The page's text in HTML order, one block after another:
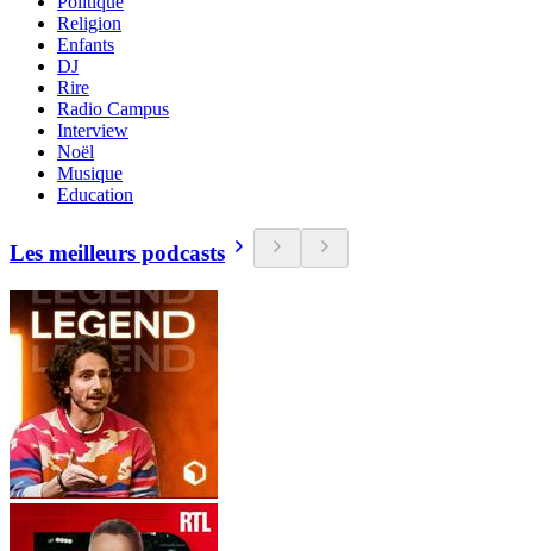
Religion
Enfants
DJ
Rire
Radio Campus
Interview
Noël
Musique
Education
Les meilleurs podcasts